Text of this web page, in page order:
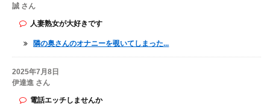
誠 さん
人妻熟女が大好きです
隣の奥さんのオナニーを覗いてしまった...
2025年7月8日
伊達進 さん
電話エッチしませんか